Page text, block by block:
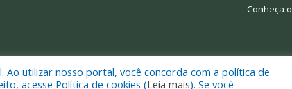
Conheça o
Ajuru. Mapa do Site
Ao utilizar nosso portal, você concorda com a política de
acesse Política de cookies (Leia mais). Se você